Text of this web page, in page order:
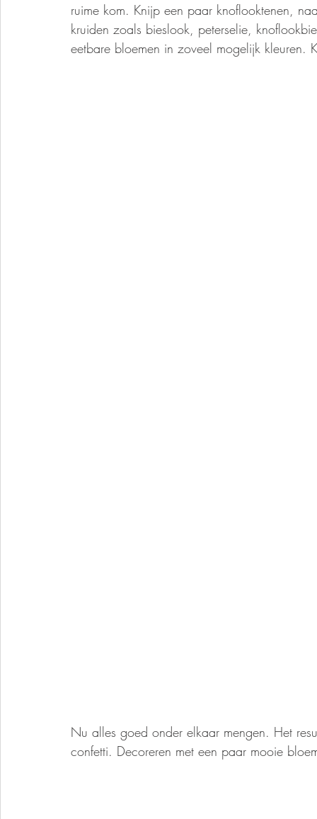
ruime kom. Knijp een paar knoflooktenen,
kruiden zoals bieslook, peterselie,
eetbare bloemen in zoveel mogelijk
Nu alles goed onder elkaar mengen. Het
confetti. Decoreren met een paar mooie